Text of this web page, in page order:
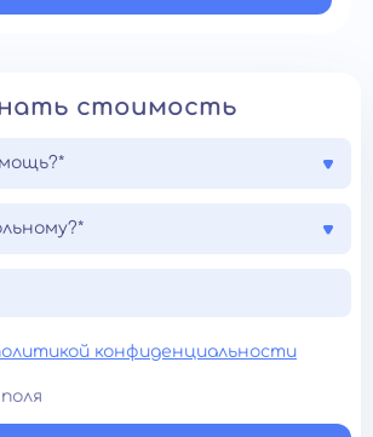
стоимость
конфиденциальности